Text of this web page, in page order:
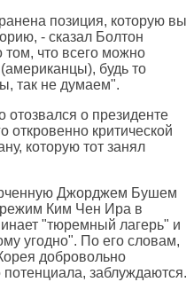
позиция, которую вы
- сказал Болтон
том, что всего можно
будь то
так не думаем".
отозвался о президенте
откровенно критической
которую тот занял
Джорджем Бушем
режим Ким Чен Ира в
"тюремный лагерь" и
угодно". По его словам,
добровольно
потенциала, заблуждаются.